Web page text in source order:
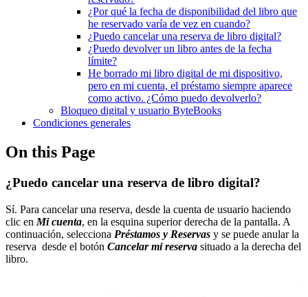
¿Por qué la fecha de disponibilidad del libro que
he reservado varía de vez en cuando?
¿Puedo cancelar una reserva de libro digital?
¿Puedo devolver un libro antes de la fecha
límite?
He borrado mi libro digital de mi dispositivo,
pero en mi cuenta, el préstamo siempre aparece
como activo. ¿Cómo puedo devolverlo?
Bloqueo digital y usuario ByteBooks
Condiciones generales
On this Page
¿Puedo cancelar una reserva de libro digital?
Sí. Para cancelar una reserva, desde la cuenta de usuario haciendo
clic en Mi cuenta, en la esquina superior derecha de la pantalla. A
continuación, selecciona Préstamos y Reservas y se puede anular la
reserva desde el botón Cancelar mi reserva situado a la derecha del
libro.